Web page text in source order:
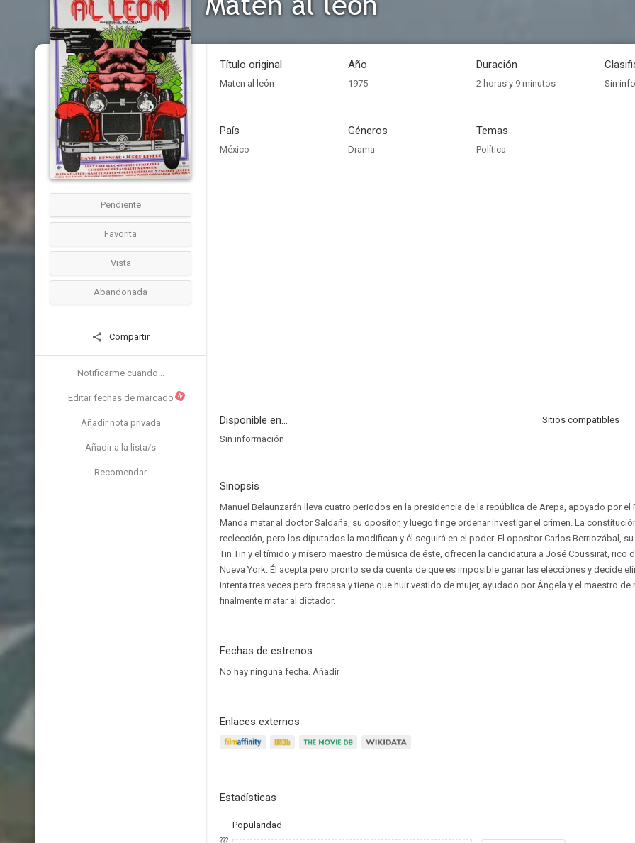
Pendiente
Favorita
Vista
Abandonada
Compartir
Notificarme cuando...
Editar fechas de marcado N
Añadir nota privada
Añadir a la lista/s
Recomendar
Título original
Maten al león
Año
1975
Duración
2 horas y 9 minutos Sin
País
México
Géneros
Drama
Temas
Política
Disponible en...
Sitios compatibles
Sin información
Sinopsis
Manuel Belaunzarán lleva cuatro periodos en la presidencia de la república de Arepa, apoyado por el
Manda matar al doctor Saldaña, su opositor, y luego finge ordenar investigar el crimen. La
reelección, pero los diputados la modifican y él seguirá en el poder. El opositor Carlos Berriozábal,
Tin Tin y el tímido y mísero maestro de música de éste, ofrecen la candidatura a José Coussirat, rico
Nueva York. Él acepta pero pronto se da cuenta de que es imposible ganar las elecciones y decide
intenta tres veces pero fracasa y tiene que huir vestido de mujer, ayudado por Ángela y el maestro de
finalmente matar al dictador.
Fechas de estrenos
No hay ninguna fecha. Añadir
Enlaces externos
Estadísticas
Popularidad
???